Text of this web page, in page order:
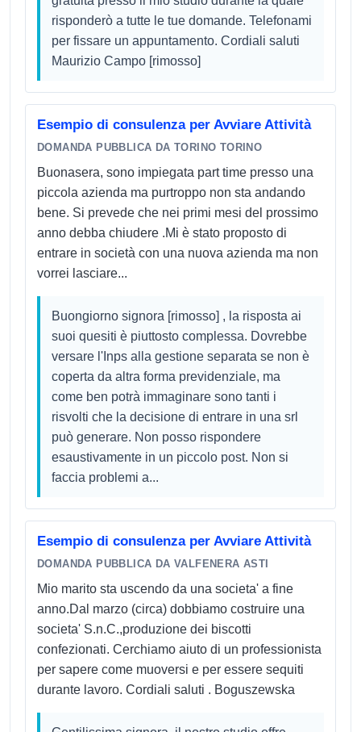
risponderò a tutte le tue domande. Telefonami
per fissare un appuntamento. Cordiali saluti
Maurizio Campo [rimosso]
Esempio di consulenza per Avviare Attività
DOMANDA PUBBLICA DA TORINO TORINO
Buonasera, sono impiegata part time presso una
piccola azienda ma purtroppo non sta andando
bene. Si prevede che nei primi mesi del prossimo
anno debba chiudere .Mi è stato proposto di
entrare in società con una nuova azienda ma non
vorrei lasciare...
Buongiorno signora [rimosso] , la risposta ai
suoi quesiti è piuttosto complessa. Dovrebbe
versare l'Inps alla gestione separata se non è
coperta da altra forma previdenziale, ma
come ben potrà immaginare sono tanti i
risvolti che la decisione di entrare in una srl
può generare. Non posso rispondere
esaustivamente in un piccolo post. Non si
faccia problemi a...
Esempio di consulenza per Avviare Attività
DOMANDA PUBBLICA DA VALFENERA ASTI
Mio marito sta uscendo da una societa' a fine
anno.Dal marzo (circa) dobbiamo costruire una
societa' S.n.C.,produzione dei biscotti
confezionati. Cerchiamo aiuto di un professionista
per sapere come muoversi e per essere sequiti
durante lavoro. Cordiali saluti . Boguszewska